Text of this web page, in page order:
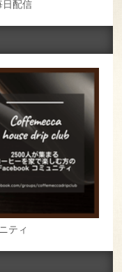
日配信
ティ